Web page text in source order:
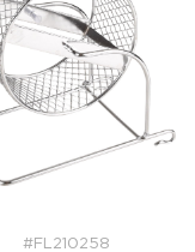
#FL210258